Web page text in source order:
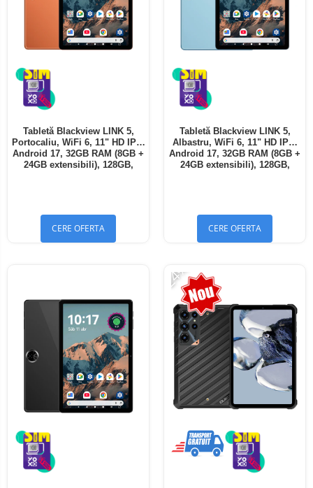
Tabletă Blackview LINK 5,
Portocaliu, WiFi 6, 11" HD IPS,
Android 17, 32GB RAM (8GB +
24GB extensibili), 128GB,
CERE OFERTA
Tabletă Blackview LINK 5,
Albastru, WiFi 6, 11" HD IPS,
Android 17, 32GB RAM (8GB +
24GB extensibili), 128GB,
CERE OFERTA
-24%